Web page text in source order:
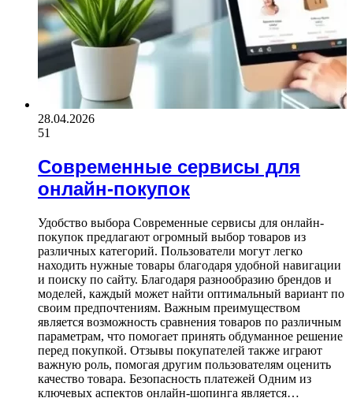
28.04.2026
51
Современные сервисы для
онлайн-покупок
Удобство выбора Современные сервисы для онлайн-
покупок предлагают огромный выбор товаров из
различных категорий. Пользователи могут легко
находить нужные товары благодаря удобной навигации
и поиску по сайту. Благодаря разнообразию брендов и
моделей, каждый может найти оптимальный вариант по
своим предпочтениям. Важным преимуществом
является возможность сравнения товаров по различным
параметрам, что помогает принять обдуманное решение
перед покупкой. Отзывы покупателей также играют
важную роль, помогая другим пользователям оценить
качество товара. Безопасность платежей Одним из
ключевых аспектов онлайн-шопинга является…